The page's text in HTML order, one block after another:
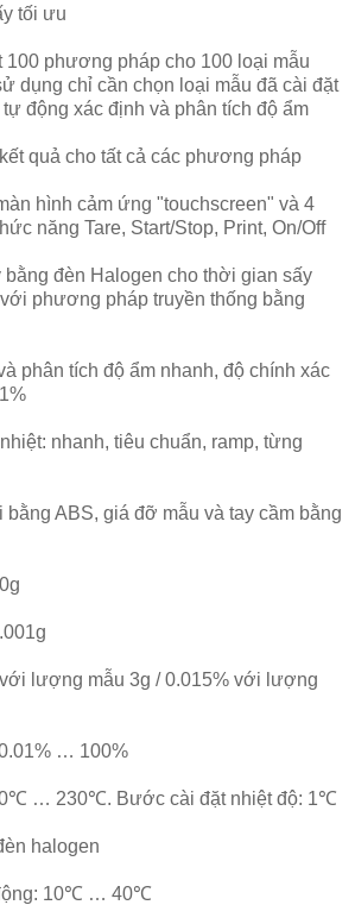
tối ưu
100 phương pháp cho 100 loại mẫu
dụng chỉ cần chọn loại mẫu đã cài đặt
động xác định và phân tích độ ẩm
quả cho tất cả các phương pháp
hình cảm ứng "touchscreen" và 4
năng Tare, Start/Stop, Print, On/Off
bằng đèn Halogen cho thời gian sấy
phương pháp truyền thống bằng
phân tích độ ẩm nhanh, độ chính xác
nhanh, tiêu chuẩn, ramp, từng
bằng ABS, giá đỡ mẫu và tay cầm bằng
lượng mẫu 3g / 0.015% với lượng
… 100%
… 230℃. Bước cài đặt nhiệt độ: 1℃
halogen
10℃ … 40℃